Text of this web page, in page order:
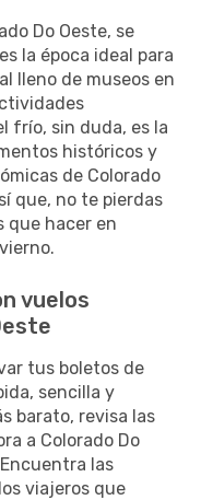
Do Oeste, se
la época ideal para
lleno de museos en
frío, sin duda, es la
históricos y
de Colorado
que, no te pierdas
que hacer en
vuelos
tus boletos de
sencilla y
barato, revisa las
a Colorado Do
las
viajeros que